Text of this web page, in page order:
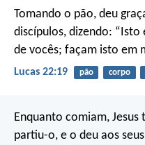
Tomando o pão, deu
discípulos, dizendo:
de vocês; façam isto em
Lucas 22:19 pão corpo
Enquanto comiam,
partiu-o, e o deu aos